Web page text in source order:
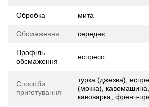
Обробка мита
Обсмаження середнє
Профіль
обсмаження
еспресо
Способи
приготування
турка (джезва),
(мокка),
кавоварка, френч-